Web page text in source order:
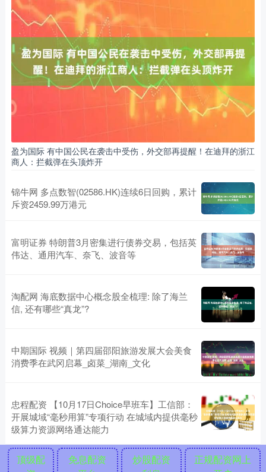
盈为国际 有中国公民在袭击中受伤，外交部再提醒！在迪拜的浙江
商人：拦截弹在头顶炸开
锦牛网 多点数智(02586.HK)连续6日回购，累计
斥资2459.99万港元
富明证券 特朗普3月密集进行债券交易，包括英
伟达、通用汽车、奈飞、波音等
淘配网 海底数据中心概念股全梳理: 除了海兰
信, 还有哪些“真龙”?
中期国际 视频｜第四届邵阳旅游发展大会美食
消费季在武冈启幕_卤菜_湖南_文化
忠程配资 【10月17日Choice早班车】工信部：
开展城域“毫秒用算”专项行动 在城域内提供毫秒
级算力资源网络通达能力
顶级配
免息配资
炒股配资
正规配资网上